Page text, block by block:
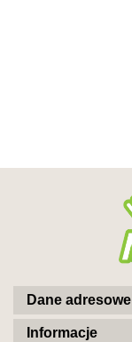
Dane adresowe
Informacje